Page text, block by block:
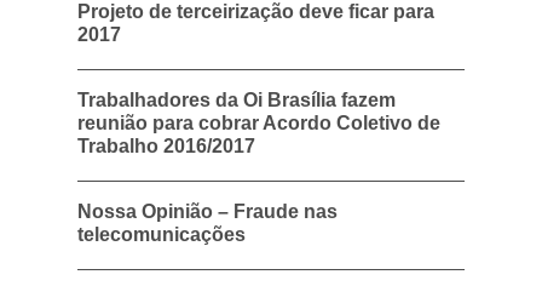
Projeto de terceirização deve ficar para
2017
Trabalhadores da Oi Brasília fazem
reunião para cobrar Acordo Coletivo de
Trabalho 2016/2017
Nossa Opinião – Fraude nas
telecomunicações